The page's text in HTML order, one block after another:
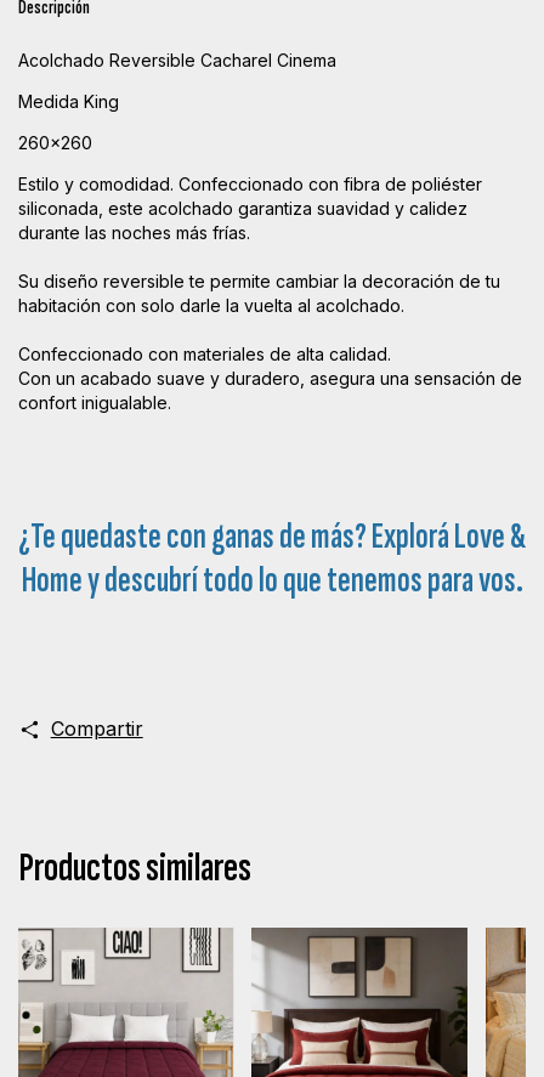
Descripción
Acolchado Reversible Cacharel Cinema
Medida King
260x260
Estilo y comodidad. Confeccionado con fibra de poliéster
siliconada, este acolchado garantiza suavidad y calidez
durante las noches más frías.
Su diseño reversible te permite cambiar la decoración de tu
habitación con solo darle la vuelta al acolchado.
Confeccionado con materiales de alta calidad.
Con un acabado suave y duradero, asegura una sensación de
confort inigualable.
¿Te quedaste con ganas de más? ExploráLove &
Homey descubrí todo lo que tenemos para vos.
Compartir
Productos similares